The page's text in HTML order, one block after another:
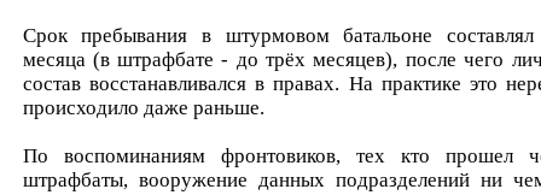
Срок пребывания в штурмовом батальоне
месяца (в штрафбате - до трёх месяцев), после чего
состав восстанавливался в правах. На практике это
происходило даже раньше.
По воспоминаниям фронтовиков, тех кто прошел
штрафбаты, вооружение данных подразделений ни